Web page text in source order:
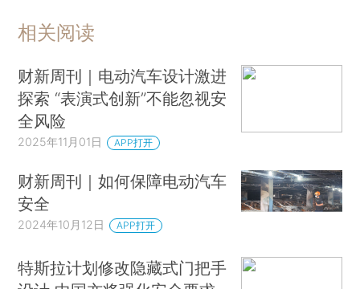
相关阅读
财新周刊｜电动汽车设计激进
探索 “表演式创新”不能忽视安
全风险
2025年11月01日 APP打开
财新周刊｜如何保障电动汽车
安全
2024年10月12日 APP打开
特斯拉计划修改隐藏式门把手